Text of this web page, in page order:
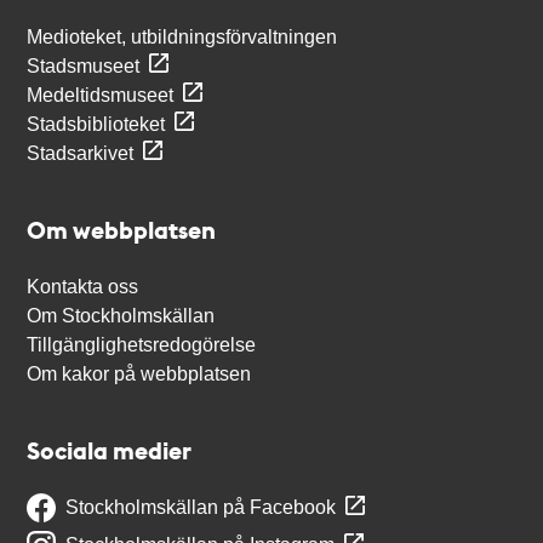
Medioteket, utbildningsförvaltningen
Stadsmuseet
Medeltidsmuseet
Stadsbiblioteket
Stadsarkivet
Om webbplatsen
Kontakta oss
Om Stockholmskällan
Tillgänglighetsredogörelse
Om kakor på webbplatsen
Sociala medier
Stockholmskällan på Facebook